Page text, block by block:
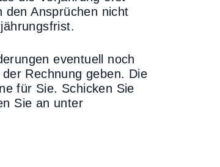
den Ansprüchen nicht
eventuell noch
Rechnung geben. Die
für Sie. Schicken Sie
Sie an unter